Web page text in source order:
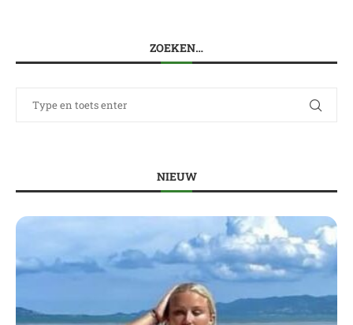
ZOEKEN…
NIEUW